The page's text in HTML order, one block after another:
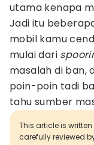
utama kenapa
Jadi itu
mobil kamu
mulai dari
masalah di ban,
poin-poin tadi
tahu sumber
This article is
carefully reviewed